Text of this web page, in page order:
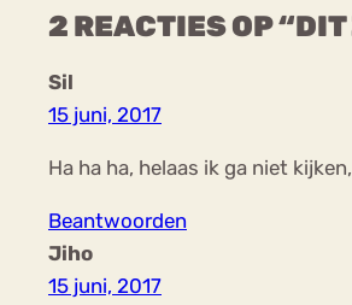
2 REACTIES OP
Sil
15 juni, 2017
Ha ha ha, helaas ik ga niet
Beantwoorden
Jiho
15 juni, 2017